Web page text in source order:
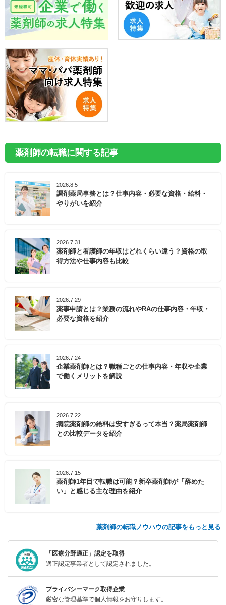
薬剤師の転職に関する記事
2026.8.5
調剤薬局事務とは？仕事内容・必要な資格・給料・
やりがいを紹介
2026.7.31
薬剤師と看護師の年収はどれくらい違う？資格の取
得方法や仕事内容も比較
2026.7.29
薬事申請とは？業務の流れやRAの仕事内容・年収・
必要な資格を紹介
2026.7.24
企業薬剤師とは？職種ごとの仕事内容・年収や企業
で働くメリットを解説
2026.7.22
病院薬剤師の給料は安すぎるって本当？薬局薬剤師
との比較データを紹介
2026.7.15
薬剤師1年目で転職は可能？新卒薬剤師が「辞めた
い」と感じる主な理由を紹介
薬剤師の転職ノウハウの記事をもっと見る
「医療分野適正」認定を取得
適正認定事業者として認定されました。
プライバシーマーク取得企業
厳密な管理基準で個人情報をお守りします。